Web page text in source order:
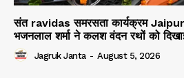
संत ravidas समरसता कार्यक्रम
भजनलाल शर्मा ने कलश वंदन रथों को
Jagruk Janta - August 5, 2026